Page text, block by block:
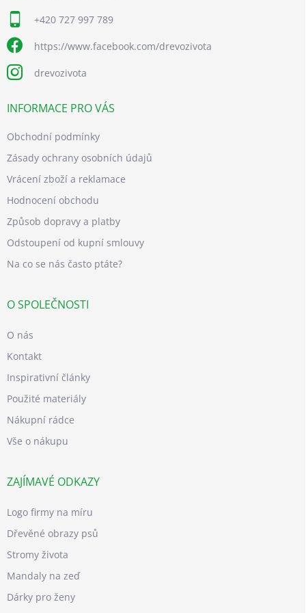
+420 727 997 789
https://www.facebook.com/drevozivota
drevozivota
INFORMACE PRO VÁS
Obchodní podmínky
Zásady ochrany osobních údajů
Vrácení zboží a reklamace
Hodnocení obchodu
Způsob dopravy a platby
Odstoupení od kupní smlouvy
Na co se nás často ptáte?
O SPOLEČNOSTI
O nás
Kontakt
Inspirativní články
Použité materiály
Nákupní rádce
Vše o nákupu
ZAJÍMAVÉ ODKAZY
Logo firmy na míru
Dřevěné obrazy psů
Stromy života
Mandaly na zeď
Dárky pro ženy